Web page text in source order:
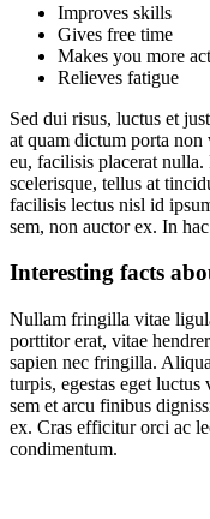
Improves skills
Gives free time
Makes you more
Relieves fatigue
Sed dui risus, luctus et
at quam dictum porta non
eu, facilisis placerat nulla.
scelerisque, tellus at
facilisis lectus nisl id
sem, non auctor ex. In
Interesting facts
Nullam fringilla vitae
porttitor erat, vitae
sapien nec fringilla.
turpis, egestas eget
sem et arcu finibus
ex. Cras efficitur orci ac
condimentum.